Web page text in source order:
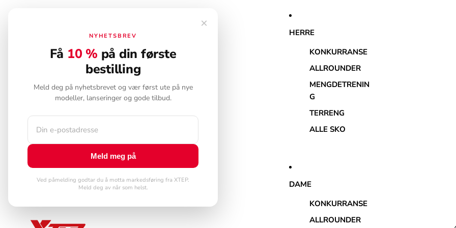
HERRE
KONKURRANSE
ALLROUNDER
MENGDETRENIN
G
TERRENG
ALLE SKO
DAME
KONKURRANSE
ALLROUNDER
×
NYHETSBREV
Få 10 % på din første
bestilling
Meld deg på nyhetsbrevet og vær først ute på nye
modeller, lanseringer og gode tilbud.
Meld meg på
Ved påmelding godtar du å motta markedsføring fra XTEP.
Meld deg av når som helst.